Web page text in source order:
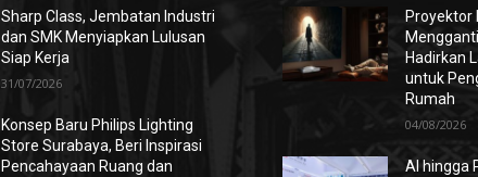
Sharp Class, Jembatan Industri
dan SMK Menyiapkan Lulusan
Siap Kerja
31/07/2026
Konsep Baru Philips Lighting
Store Surabaya, Beri Inspirasi
Pencahayaan Ruang dan
Proyektor
Hadirkan
untuk
Rumah
04/08/2026
AI hingga